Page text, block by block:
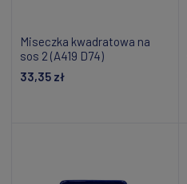
Miseczka kwadratowa na
sos 2 (A419 D74)
33,35 zł